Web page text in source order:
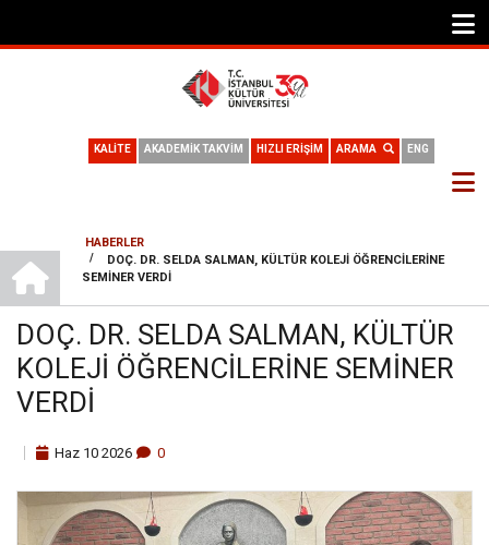
ENG
ARAMA
HIZLI ERİŞİM
AKADEMİK TAKVİM
KALİTE
SAYFA
YOLU
HABERLER
/
DOÇ. DR. SELDA SALMAN, KÜLTÜR KOLEJI ÖĞRENCILERINE
SEMINER VERDI
DOÇ. DR. SELDA SALMAN, KÜLTÜR
KOLEJI ÖĞRENCILERINE SEMINER
VERDI
Haz 10 2026 0